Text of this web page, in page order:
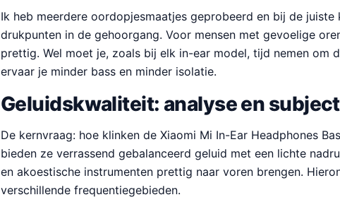
Ik heb meerdere oordopjesmaatjes geprobeerd en bij de
drukpunten in de gehoorgang. Voor mensen met gevoelige
prettig. Wel moet je, zoals bij elk in-ear model, tijd nemen om
ervaar je minder bass en minder isolatie.
Geluidskwaliteit: analyse en
De kernvraag: hoe klinken de Xiaomi Mi In-Ear Headphones
bieden ze verrassend gebalanceerd geluid met een lichte
en akoestische instrumenten prettig naar voren brengen.
verschillende frequentiegebieden.